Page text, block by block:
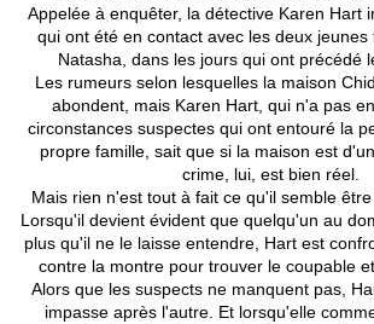
Appelée à enquêter, la détective Karen Hart
qui ont été en contact avec les deux jeunes
Natasha, dans les jours qui ont précédé
Les rumeurs selon lesquelles la maison
abondent, mais Karen Hart, qui n'a pas
circonstances suspectes qui ont entouré la
propre famille, sait que si la maison est
crime, lui, est bien réel.
Mais rien n'est tout à fait ce qu'il semble être
Lorsqu'il devient évident que quelqu'un au
plus qu'il ne le laisse entendre, Hart est
contre la montre pour trouver le coupable
Alors que les suspects ne manquent pas,
impasse après l'autre. Et lorsqu'elle